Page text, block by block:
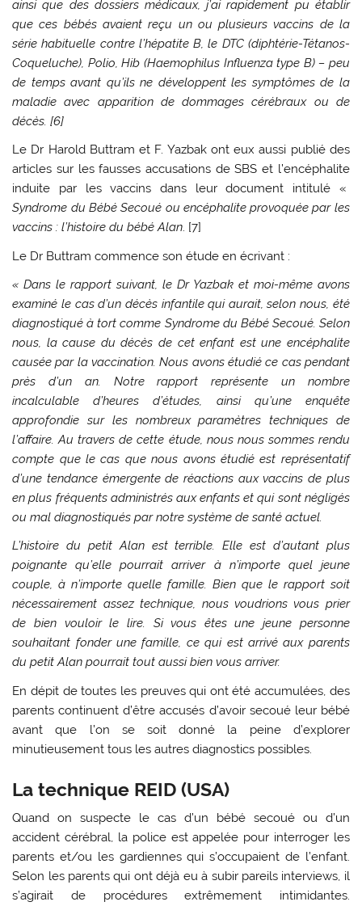
ainsi que des dossiers médicaux, j’ai rapidement pu établir
que ces bébés avaient reçu un ou plusieurs vaccins de la
série habituelle contre l’hépatite B, le DTC (diphtérie-Tétanos-
Coqueluche), Polio, Hib (Haemophilus Influenza type B) – peu
de temps avant qu’ils ne développent les symptômes de la
maladie avec apparition de dommages cérébraux ou de
décès. [6]
Le Dr Harold Buttram et F. Yazbak ont eux aussi publié des
articles sur les fausses accusations de SBS et l’encéphalite
induite par les vaccins dans leur document intitulé «
Syndrome du Bébé Secoué ou encéphalite provoquée par les
vaccins : l’histoire du bébé Alan. [7]
Le Dr Buttram commence son étude en écrivant :
« Dans le rapport suivant, le Dr Yazbak et moi-même avons
examiné le cas d’un décès infantile qui aurait, selon nous, été
diagnostiqué à tort comme Syndrome du Bébé Secoué. Selon
nous, la cause du décès de cet enfant est une encéphalite
causée par la vaccination. Nous avons étudié ce cas pendant
près d’un an. Notre rapport représente un nombre
incalculable d’heures d’études, ainsi qu’une enquête
approfondie sur les nombreux paramètres techniques de
l’affaire. Au travers de cette étude, nous nous sommes rendu
compte que le cas que nous avons étudié est représentatif
d’une tendance émergente de réactions aux vaccins de plus
en plus fréquents administrés aux enfants et qui sont négligés
ou mal diagnostiqués par notre système de santé actuel.
L’histoire du petit Alan est terrible. Elle est d’autant plus
poignante qu’elle pourrait arriver à n’importe quel jeune
couple, à n’importe quelle famille. Bien que le rapport soit
nécessairement assez technique, nous voudrions vous prier
de bien vouloir le lire. Si vous êtes une jeune personne
souhaitant fonder une famille, ce qui est arrivé aux parents
du petit Alan pourrait tout aussi bien vous arriver.
En dépit de toutes les preuves qui ont été accumulées, des
parents continuent d’être accusés d’avoir secoué leur bébé
avant que l’on se soit donné la peine d’explorer
minutieusement tous les autres diagnostics possibles.
La technique REID (USA)
Quand on suspecte le cas d’un bébé secoué ou d’un
accident cérébral, la police est appelée pour interroger les
parents et/ou les gardiennes qui s’occupaient de l’enfant.
Selon les parents qui ont déjà eu à subir pareils interviews, il
s’agirait de procédures extrêmement intimidantes.